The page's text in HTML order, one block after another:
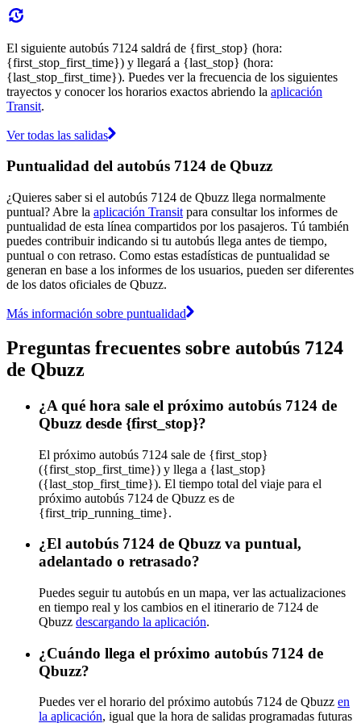
El siguiente autobús 7124 saldrá de {first_stop} (hora:
{first_stop_first_time}) y llegará a {last_stop} (hora:
{last_stop_first_time}). Puedes ver la frecuencia de los siguientes
trayectos y conocer los horarios exactos abriendo la aplicación
Transit.
Ver todas las salidas
Puntualidad del autobús 7124 de Qbuzz
¿Quieres saber si el autobús 7124 de Qbuzz llega normalmente
puntual? Abre la aplicación Transit para consultar los informes de
puntualidad de esta línea compartidos por los pasajeros. Tú también
puedes contribuir indicando si tu autobús llega antes de tiempo,
puntual o con retraso. Como estas estadísticas de puntualidad se
generan en base a los informes de los usuarios, pueden ser diferentes
de los datos oficiales de Qbuzz.
Más información sobre puntualidad
Preguntas frecuentes sobre autobús 7124
de Qbuzz
¿A qué hora sale el próximo autobús 7124 de
Qbuzz desde {first_stop}?
El próximo autobús 7124 sale de {first_stop}
({first_stop_first_time}) y llega a {last_stop}
({last_stop_first_time}). El tiempo total del viaje para el
próximo autobús 7124 de Qbuzz es de
{first_trip_running_time}.
¿El autobús 7124 de Qbuzz va puntual,
adelantado o retrasado?
Puedes seguir tu autobús en un mapa, ver las actualizaciones
en tiempo real y los cambios en el itinerario de 7124 de
Qbuzz descargando la aplicación.
¿Cuándo llega el próximo autobús 7124 de
Qbuzz?
Puedes ver el horario del próximo autobús 7124 de Qbuzz en
la aplicación, igual que la hora de salidas programadas futuras